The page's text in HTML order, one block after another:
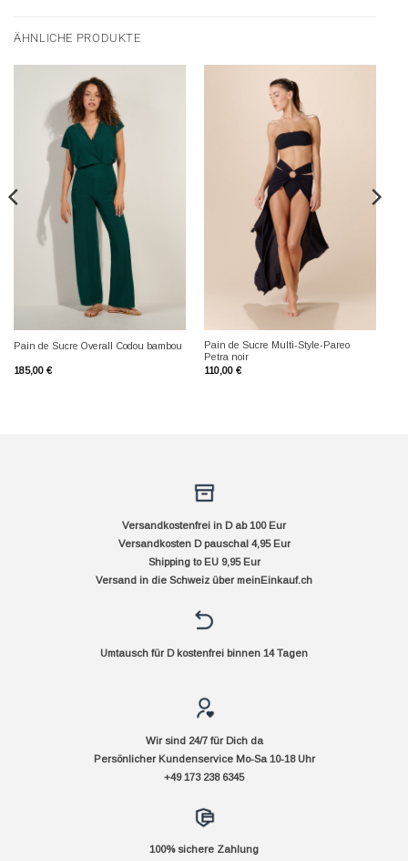
ÄHNLICHE PRODUKTE
Pain de Sucre Overall Codou bambou
185,00 €
Pain de Sucre Multi-Style-Pareo
Petra noir
110,00 €
Versandkostenfrei in D ab 100 Eur
Versandkosten D pauschal 4,95 Eur
Shipping to EU 9,95 Eur
Versand in die Schweiz über meinEinkauf.ch
Umtausch für D kostenfrei binnen 14 Tagen
Wir sind 24/7 für Dich da
Persönlicher Kundenservice Mo-Sa 10-18 Uhr
+49 173 238 6345
100% sichere Zahlung